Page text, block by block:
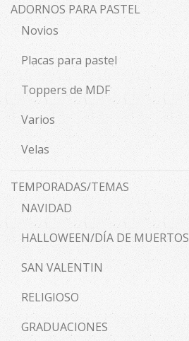
ADORNOS PARA PASTEL
Novios
Placas para pastel
Toppers de MDF
Varios
Velas
TEMPORADAS/TEMAS
NAVIDAD
HALLOWEEN/DÍA DE MUERTOS
SAN VALENTIN
RELIGIOSO
GRADUACIONES